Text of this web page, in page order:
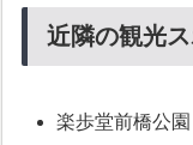
近隣の観光
楽歩堂前橋公園